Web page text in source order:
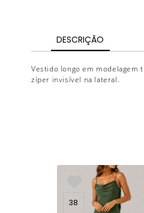
DESCRIÇÃO
Vestido longo em modelagem
zíper invisível na lateral.
38